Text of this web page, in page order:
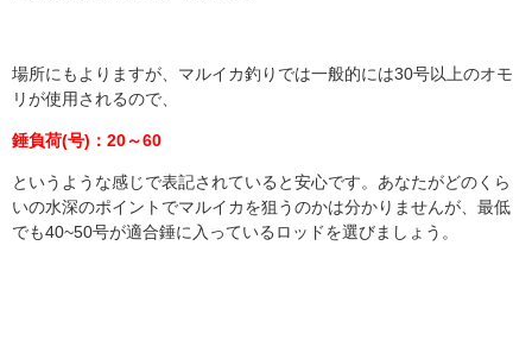
場所にもよりますが、マルイカ釣りでは一般的には30号以上のオモ
リが使用されるので、
錘負荷(号)：20～60
というような感じで表記されていると安心です。あなたがどのくら
いの水深のポイントでマルイカを狙うのかは分かりませんが、最低
でも40~50号が適合錘に入っているロッドを選びましょう。